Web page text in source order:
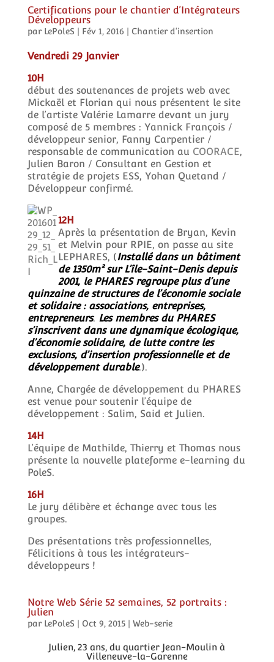
Certifications pour le chantier d’Intégrateurs
Développeurs
par LePoleS Fév 1, 2016 Chantier d'insertion
Vendredi 29 Janvier
10H
début des soutenances de projets web avec
Mickaël et Florian qui nous présentent le site
de l’artiste Valérie Lamarre devant un jury
composé de 5 membres : Yannick François /
développeur senior, Fanny Carpentier /
responsable de communication au COORACE,
Julien Baron / Consultant en Gestion et
stratégie de projets ESS, Yohan Quetand /
Développeur confirmé.
12H
Après la présentation de Bryan, Kevin
et Melvin pour RPIE, on passe au site
LEPHARES, (Installé dans un bâtiment
de 1350m² sur L’île-Saint-Denis depuis
2001, le PHARES regroupe plus d’une
quinzaine de structures de l’économie sociale
et solidaire : associations, entreprises,
entrepreneurs. Les membres du PHARES
s’inscrivent dans une dynamique écologique,
d’économie solidaire, de lutte contre les
exclusions, d’insertion professionnelle et de
développement durable.).
Anne, Chargée de développement du PHARES
est venue pour soutenir l’équipe de
développement : Salim, Said et Julien.
14H
L’équipe de Mathilde, Thierry et Thomas nous
présente la nouvelle plateforme e-learning du
PoleS.
16H
Le jury délibère et échange avec tous les
groupes.
Des présentations très professionnelles,
Félicitions à tous les intégrateurs-
développeurs !
Notre Web Série 52 semaines, 52 portraits :
Julien
par LePoleS Oct 9, 2015| Web-serie
Julien, 23 ans, du quartier Jean-Moulin à
Villeneuve-la-Garenne